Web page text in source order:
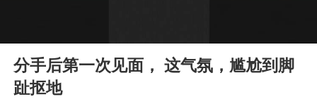
酒店回应车内过夜被收150元
Play
分手后第一次见面， 这气氛，尴尬到脚
趾抠地